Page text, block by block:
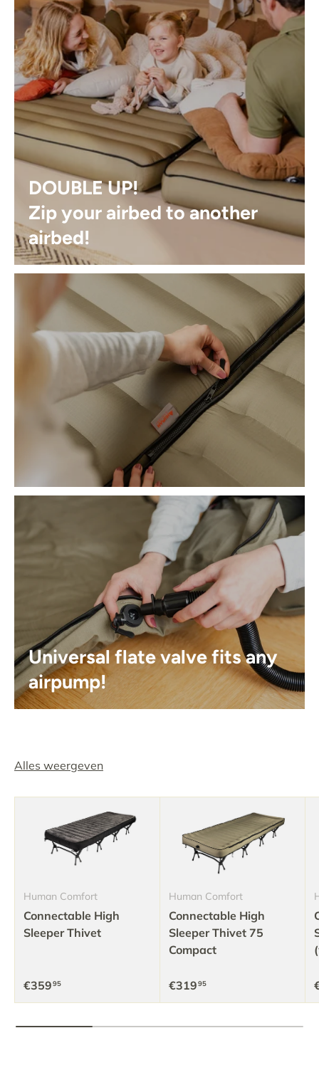
DOUBLE UP!
Zip your airbed to another
airbed!
Universal flate valve fits any
airpump!
Alles weergeven
Human Comfort
Connectable High
Sleeper Thivet
€35995
Human Comfort
Connectable High
Sleeper Thivet 75
Compact
€31995